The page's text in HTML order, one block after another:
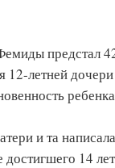
предстал
12-летней
и та
достигшего 14